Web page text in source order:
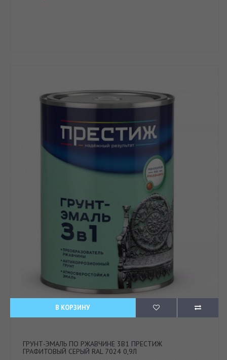
В КОРЗИНУ
ГРУНТ-ЭМАЛЬ ПО РЖАВЧИНЕ 3В1 ПРЕСТИЖ
ГРАФИТОВЫЙ СЕРЫЙ RAL 7024 0,9Л